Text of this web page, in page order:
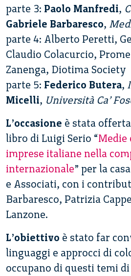
parte 3: Paolo Manfredi,
Gabriele Barbaresco,
parte 4: Alberto Peretti,
Claudio Colacurcio,
Zanenga, Diotima Society
parte 5: Federico Butera,
Micelli, Università Ca’
L’occasione è stata
libro di Luigi Serio “Medie
imprese italiane nella
internazionale” per la
e Associati, con i
Barbaresco, Patrizia
Lanzone.
L’obiettivo è stato far
linguaggi e approcci di
occupano di questi temi